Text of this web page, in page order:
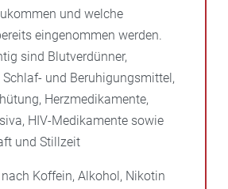
und welche
eingenommen werden.
sind Blutverdünner,
und Beruhigungsmittel,
Herzmedikamente,
HIV-Medikamente sowie
und Stillzeit
Koffein, Alkohol, Nikotin